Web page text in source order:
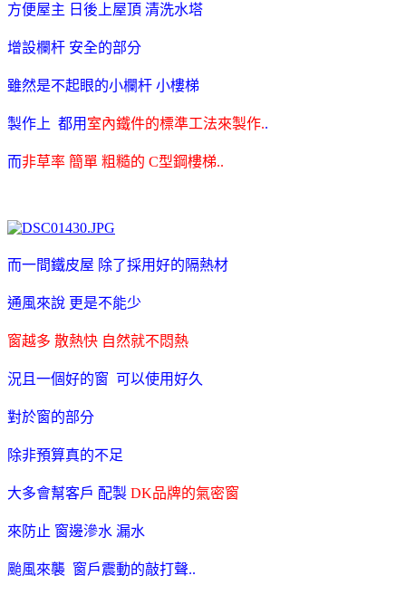
方便屋主 日後上屋頂 清洗水塔
增設欄杆 安全的部分
雖然是不起眼的小欄杆 小樓梯
製作上 都用 室內鐵件的標準工法來製作..
而非草率 簡單 粗糙的 C型鋼樓梯..
而一間鐵皮屋 除了採用好的隔熱材
通風來說 更是不能少
窗越多 散熱快 自然就不悶熱
況且一個好的窗 可以使用好久
對於窗的部分
除非預算真的不足
大多會幫客戶 配製 DK品牌的氣密窗
來防止 窗邊滲水 漏水
颱風來襲 窗戶震動的敲打聲..